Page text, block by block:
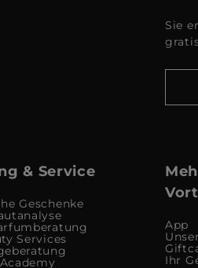
Sie
& Service
Geschenke
Services
App
Ihr